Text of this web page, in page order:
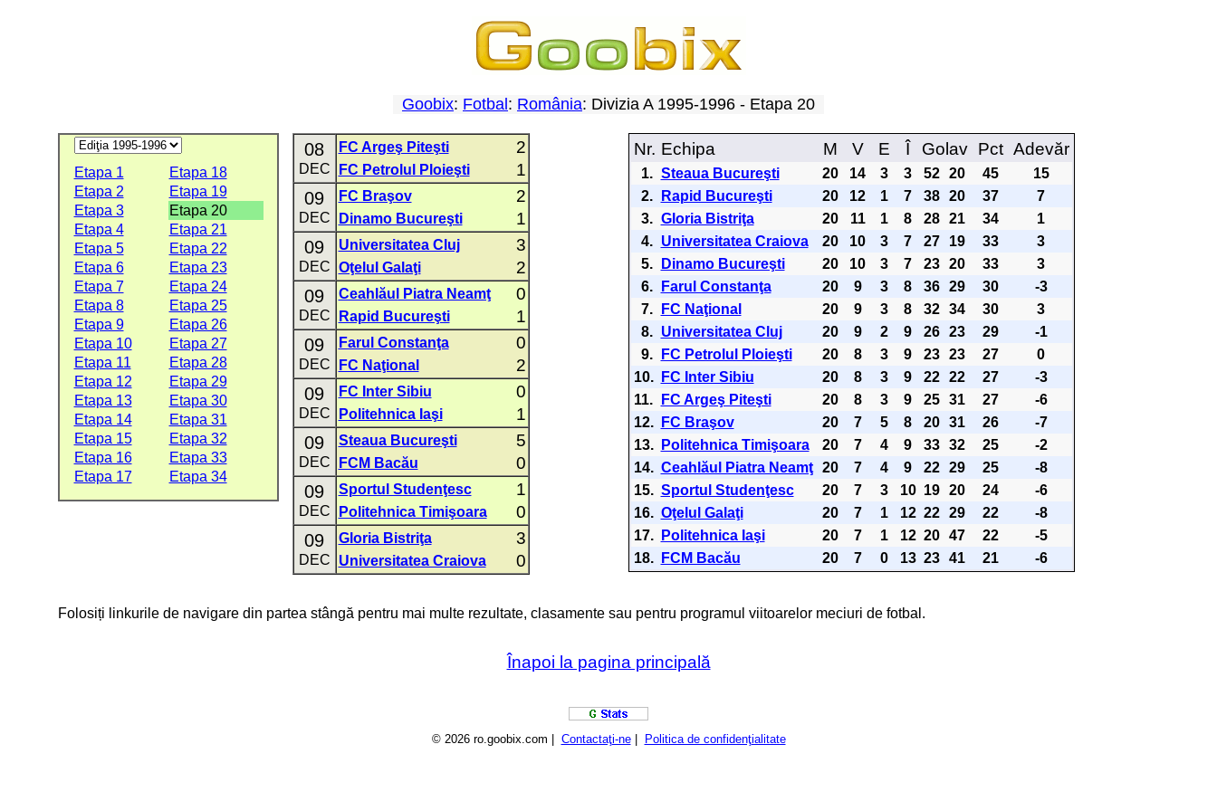
Goobix: Fotbal : România: Divizia A 1995-1996 - Etapa 20
Etapa 1
Etapa 18
Etapa 2
Etapa 19
Etapa 3
Etapa 20
Etapa 4
Etapa 21
Etapa 5
Etapa 22
Etapa 6
Etapa 23
Etapa 7
Etapa 24
Etapa 8
Etapa 25
Etapa 9
Etapa 26
Etapa 10
Etapa 27
Etapa 11
Etapa 28
Etapa 12
Etapa 29
Etapa 13
Etapa 30
Etapa 14
Etapa 31
Etapa 15
Etapa 32
Etapa 16
Etapa 33
Etapa 17
Etapa 34
08
DEC
FC Argeş Piteşti 2
FC Petrolul Ploieşti 1
09
DEC
FC Braşov 2
Dinamo Bucureşti 1
09
DEC
Universitatea Cluj 3
Oţelul Galaţi 2
09
DEC
Ceahlăul Piatra Neamţ 0
Rapid Bucureşti 1
09
DEC
Farul Constanţa 0
FC Naţional 2
09
DEC
FC Inter Sibiu 0
Politehnica Iaşi 1
09
DEC
Steaua Bucureşti 5
FCM Bacău 0
09
DEC
Sportul Studenţesc 1
Politehnica Timişoara 0
09
DEC
Gloria Bistriţa 3
Universitatea Craiova 0
Nr. Echipa M V E Î Golav Pct Adevăr
1. Steaua Bucureşti 20 14 3 3 52 20 45
15
2.
Rapid Bucureşti 20 12 1 7 38 20 37
7
3. Gloria Bistriţa 20 11 1 8 28 21 34
1
4.
Universitatea Craiova 20 10 3 7 27 19 33
3
5.
Dinamo Bucureşti 20 10 3 7 23 20 33
3
6.
Farul Constanţa 20 9 3 8 36 29 30
-3
7.
FC Naţional 20 9 3 8 32 34 30
3
8.
Universitatea Cluj 20 9 2 9 26 23 29
-1
9.
FC Petrolul Ploieşti 20 8 3 9 23 23 27
0
10.
FC Inter Sibiu 20 8 3 9 22 22 27
-3
11.
FC Argeş Piteşti 20 8 3 9 25 31 27
-6
12.
FC Braşov 20 7 5 8 20 31 26
-7
13.
Politehnica Timişoara 20 7 4 9 33 32 25
-2
14. Ceahlăul Piatra Neamţ 20 7 4 9 22 29 25
-8
15. Sportul Studenţesc 20 7 3 10 19 20 24
-6
16. Oţelul Galaţi 20 7 1 12 22 29 22
-8
17.
Politehnica Iaşi 20 7 1 12 20 47 22
-5
18.
FCM Bacău 20 7 0 13 23 41 21 -6
Folosiți linkurile de navigare din partea stângă pentru mai multe rezultate, clasamente sau pentru programul viitoarelor meciuri de fotbal.
Înapoi la pagina principală
© 2026 ro.goobix.com | Contactaţi-ne| Politica de confidenţialitate